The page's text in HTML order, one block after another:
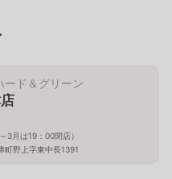
ード＆グリーン
3月は19：00閉店）
町野上字東中長1391